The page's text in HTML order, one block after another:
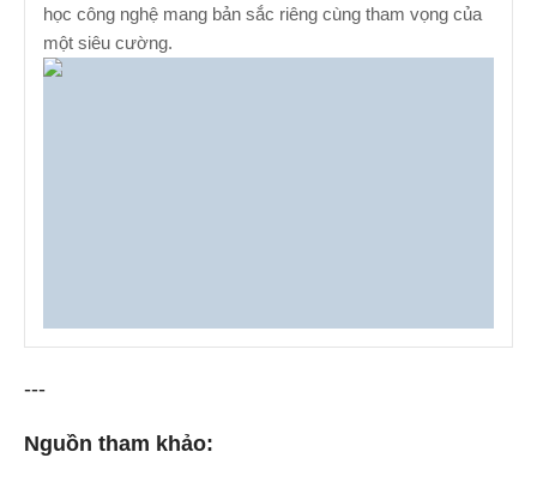
học công nghệ mang bản sắc riêng cùng tham vọng của
một siêu cường.
---
Nguồn tham khảo: